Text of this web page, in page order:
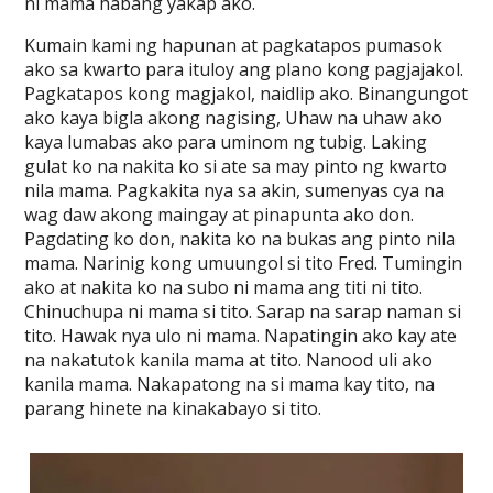
Kumain kami ng hapunan at pagkatapos pumasok
ako sa kwarto para ituloy ang plano kong pagjajakol.
Pagkatapos kong magjakol, naidlip ako. Binangungot
ako kaya bigla akong nagising, Uhaw na uhaw ako
kaya lumabas ako para uminom ng tubig. Laking
gulat ko na nakita ko si ate sa may pinto ng kwarto
nila mama. Pagkakita nya sa akin, sumenyas cya na
wag daw akong maingay at pinapunta ako don.
Pagdating ko don, nakita ko na bukas ang pinto nila
mama. Narinig kong umuungol si tito Fred. Tumingin
ako at nakita ko na subo ni mama ang titi ni tito.
Chinuchupa ni mama si tito. Sarap na sarap naman si
tito. Hawak nya ulo ni mama. Napatingin ako kay ate
na nakatutok kanila mama at tito. Nanood uli ako
kanila mama. Nakapatong na si mama kay tito, na
parang hinete na kinakabayo si tito.